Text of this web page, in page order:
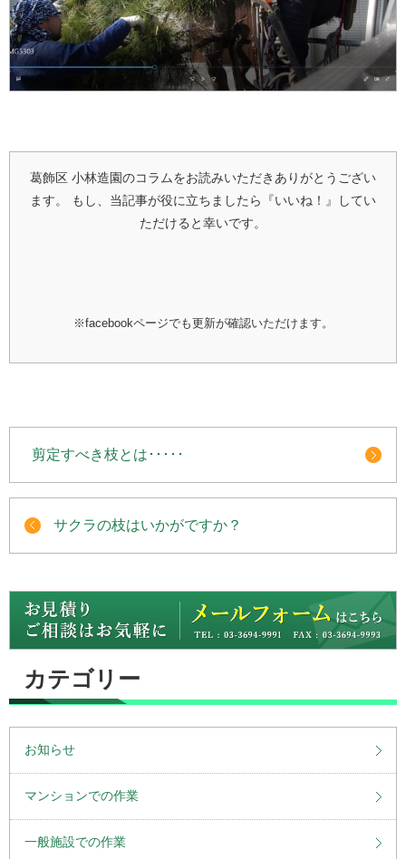
葛飾区 小林造園のコラムをお読みいただきありがとうござい
ます。
もし、当記事が役に立ちましたら『いいね！』してい
ただけると幸いです。
※facebookページでも更新が確認いただけます。
剪定すべき枝とは･････
サクラの枝はいかがですか？
カテゴリー
お知らせ
マンションでの作業
一般施設での作業